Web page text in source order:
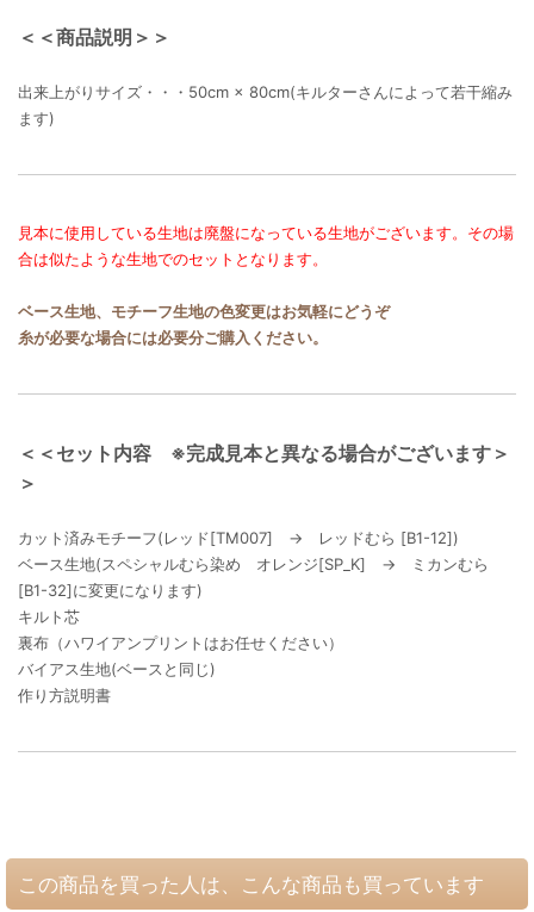
＜＜商品説明＞＞
出来上がりサイズ・・・50cm × 80cm(キルターさんによって若干縮み
ます)
見本に使用している生地は廃盤になっている生地がございます。その場
合は似たような生地でのセットとなります。
ベース生地、モチーフ生地の色変更はお気軽にどうぞ
糸が必要な場合には必要分ご購入ください。
＜＜セット内容 ※完成見本と異なる場合がございます＞
＞
カット済みモチーフ(レッド[TM007] → レッドむら [B1-12])
ベース生地(スペシャルむら染め オレンジ[SP_K] → ミカンむら
[B1-32]に変更になります)
キルト芯
裏布（ハワイアンプリントはお任せください）
バイアス生地(ベースと同じ)
作り方説明書
この商品を買った人は、こんな商品も買っています